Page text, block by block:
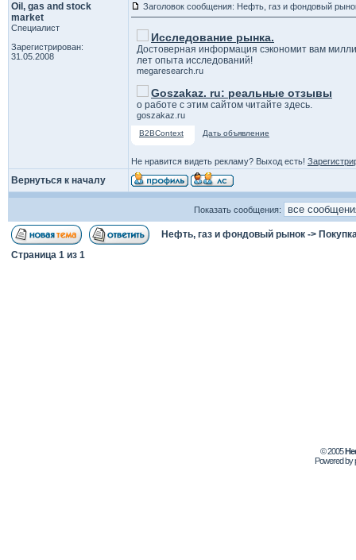
Oil, gas and stock
market
Специалист
Зарегистрирован:
31.05.2008
Заголовок сообщения: Нефть, газ и фондовый
Исследование рынка.
Достоверная информация сэкономит вам
лет опыта исследований!
megaresearch.ru
Goszakaz. ru: реальные отзывы
о работе с этим сайтом читайте здесь.
goszakaz.ru
B2BContext Дать объявление
Не нравится видеть рекламу? Выход есть!
Вернуться к началу
Показать сообщения:
Нефть, газ и фондовый рынок ->
Страница 1 из 1
© 2005
Powered by